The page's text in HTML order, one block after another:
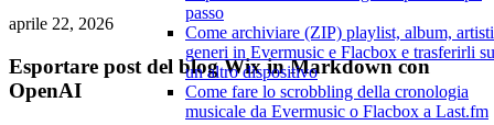
passo
Come archiviare (ZIP) playlist, album,
generi in Evermusic e Flacbox e trasferirli su
un altro dispositivo
Come fare lo scrobbling della cronologia
musicale da Evermusic o Flacbox a Last.fm
aprile 22, 2026
Esportare post del blog Wix in Markdown con
OpenAI